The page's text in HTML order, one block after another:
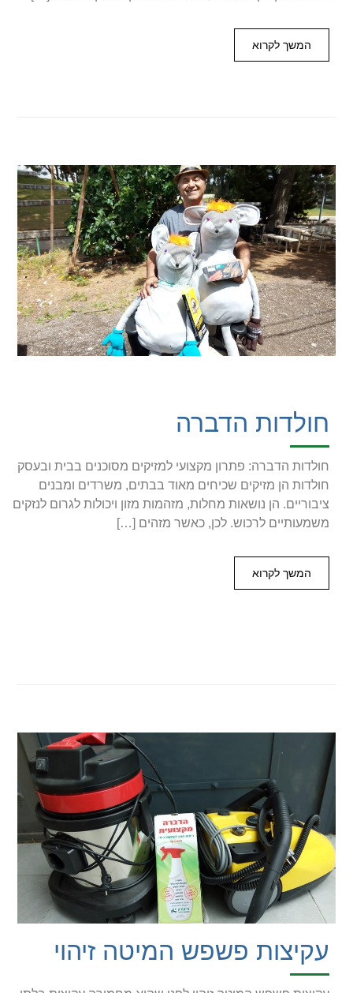
המשך לקרוא
חולדות הדברה
חולדות הדברה: פתרון מקצועי למזיקים מסוכנים בבית ובעסק
חולדות הן מזיקים שכיחים מאוד בבתים, משרדים ומבנים
ציבוריים. הן נושאות מחלות, מזהמות מזון ויכולות לגרום לנזקים
משמעותיים לרכוש. לכן, כאשר מזהים […]
המשך לקרוא
עקיצות פשפש המיטה זיהוי